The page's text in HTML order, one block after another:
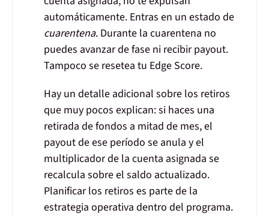
automáticamente. Entras en un estado de
cuarentena. Durante la cuarentena no
puedes avanzar de fase ni recibir payout.
Tampoco se resetea tu Edge Score.
Hay un detalle adicional sobre los retiros
que muy pocos explican:si haces una
retirada de fondos a mitad de mes, el
payout de ese período se anula y el
multiplicador de la cuenta asignada se
recalcula sobre el saldo actualizado.
Planificar los retiros es parte de la
estrategia operativa dentro del programa.